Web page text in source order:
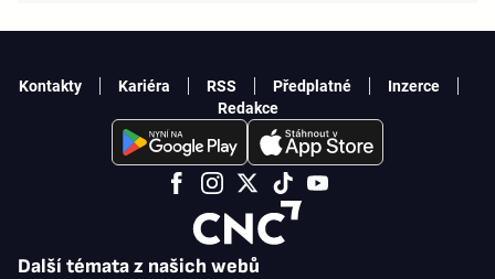
Další témata z našich webů
Kontakty Kariéra RSS Předplatné
Inzerce
Redakce